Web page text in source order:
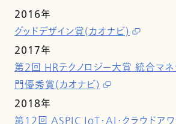
2016年
グッドデザイン賞(カオナビ)
2017年
第2回 HRテクノロジー大賞 統合マネ
門優秀賞(カオナビ)
2018年
第12回 ASPIC IoT・AI・クラウドア